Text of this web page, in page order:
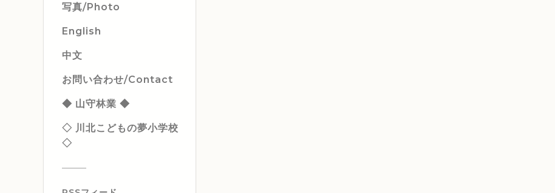
写真/Photo
English
中文
お問い合わせ/Contact
◆ 山守林業 ◆
◇ 川北こどもの夢小学校
◇